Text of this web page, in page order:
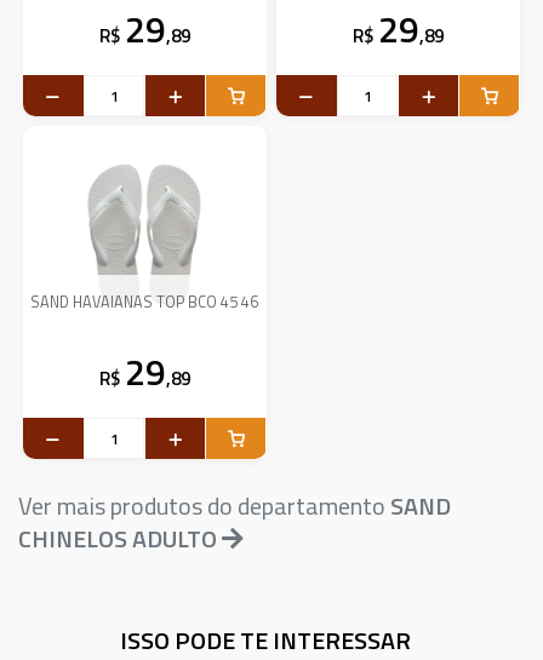
R$ 29,89 R$ 29,89
SAND HAVAIANAS TOP BCO 45 46
R$ 29,89
Ver mais produtos do departamentoSAND
CHINELOS ADULTO
ISSO PODE TE INTERESSAR